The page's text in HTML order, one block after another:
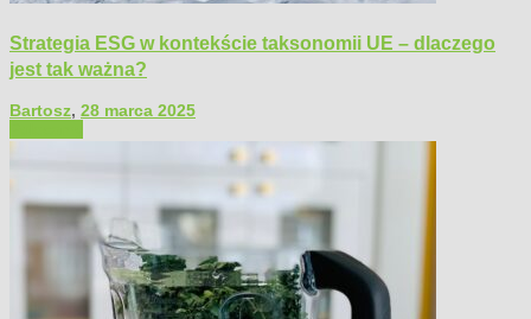
Strategia ESG w kontekście taksonomii UE – dlaczego
jest tak ważna?
Bartosz, 28 marca 2025